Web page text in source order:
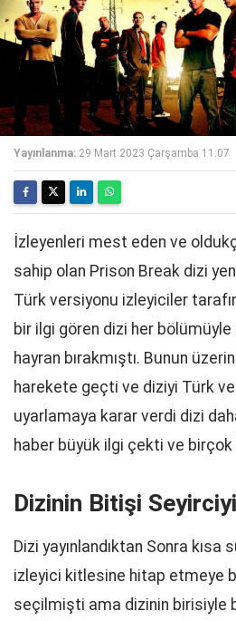
Yayınlanma: 29 Mart 2023 Çarşamba 11:07
İzleyenleri mest eden ve
sahip olan Prison Break dizi
Türk versiyonu izleyiciler
bir ilgi gören dizi her
hayran bırakmıştı. Bunun
harekete geçti ve diziyi Türk
uyarlamaya karar verdi dizi
haber büyük ilgi çekti ve birçok
Dizinin Bitişi
Dizi yayınlandıktan Sonra kısa
izleyici kitlesine hitap etmeye
seçilmişti ama dizinin birisiyle